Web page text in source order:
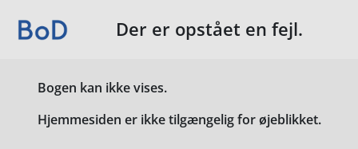
Der er opstået en fejl.
Bogen kan ikke vises.
Hjemmesiden er ikke tilgængelig for øjeblikket.